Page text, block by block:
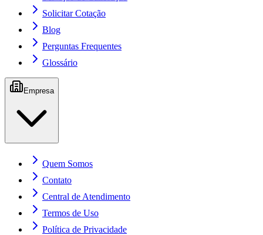
Solicitar Cotação
Blog
Perguntas Frequentes
Glossário
Empresa
Quem Somos
Contato
Central de Atendimento
Termos de Uso
Política de Privacidade